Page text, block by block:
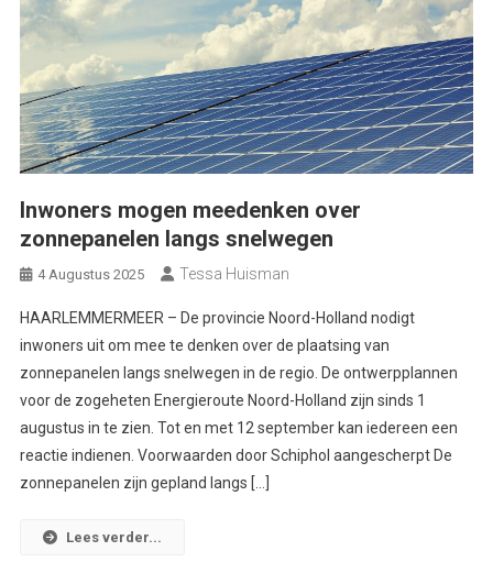
Inwoners mogen meedenken over
zonnepanelen langs snelwegen
4 Augustus 2025 Tessa Huisman
HAARLEMMERMEER – De provincie Noord-Holland nodigt
inwoners uit om mee te denken over de plaatsing van
zonnepanelen langs snelwegen in de regio. De ontwerpplannen
voor de zogeheten Energieroute Noord-Holland zijn sinds 1
augustus in te zien. Tot en met 12 september kan iedereen een
reactie indienen. Voorwaarden door Schiphol aangescherpt De
zonnepanelen zijn gepland langs […]
Lees verder...